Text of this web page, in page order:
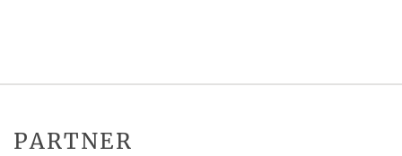
PARTNER